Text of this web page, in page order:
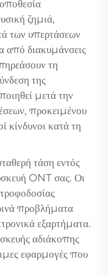
ζημιά,
των υπερτάσεων
διακυμάνσεις
τη
της
μετά την
προκειμένου
κίνδυνοι κατά τη
τάση εντός
ONT σας. Οι
προβλήματα
εξαρτήματα.
αδιάκοπης
εφαρμογές που